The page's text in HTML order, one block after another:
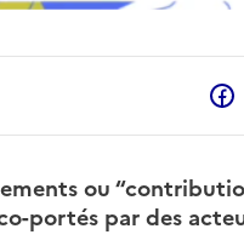
ou
portés par des